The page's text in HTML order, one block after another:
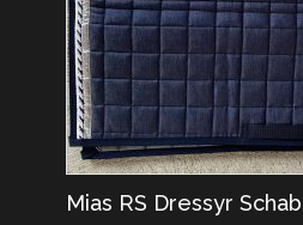
Mias RS Dressyr